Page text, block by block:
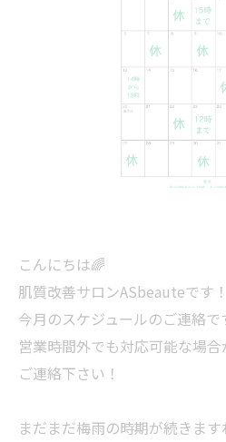
こんにちは🌈
肌質改善サロンASbeauteです！
今月のスケジュールのご連絡で
営業時間外でも対応可能な場
ご連絡下さい！
まだまだ梅雨の時期が続きます